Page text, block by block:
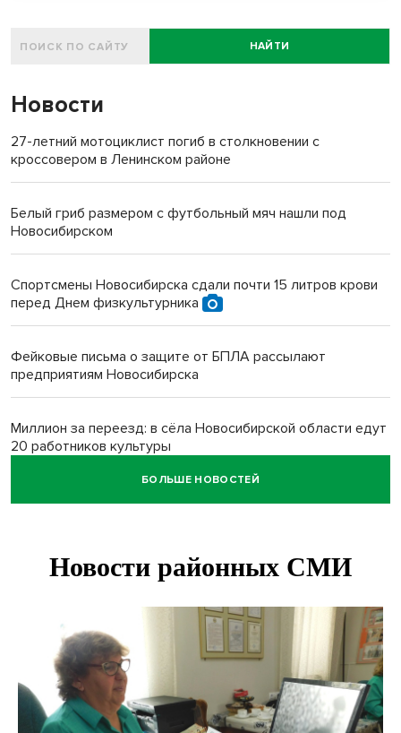
НАЙТИ
Новости
27-летний мотоциклист погиб в столкновении с
кроссовером в Ленинском районе
Белый гриб размером с футбольный мяч нашли под
Новосибирском
Спортсмены Новосибирска сдали почти 15 литров крови
перед Днем физкультурника
Фейковые письма о защите от БПЛА рассылают
предприятиям Новосибирска
Миллион за переезд: в сёла Новосибирской области едут
20 работников культуры
БОЛЬШЕ НОВОСТЕЙ